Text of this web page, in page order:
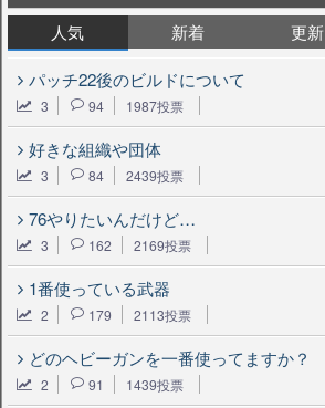
人気
新着 更新
パッチ22後のビルドについて
3 94 1987投票
好きな組織や団体
3 84 2439投票
76やりたいんだけど…
3 162 2169投票
1番使っている武器
2 179 2113投票
どのヘビーガンを一番使ってますか？
2 91 1439投票